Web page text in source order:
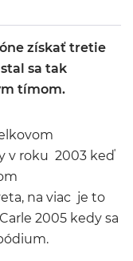
získať tretie
sa tak
tímom.
v roku 2003 keď
na viac je to
2005 kedy sa